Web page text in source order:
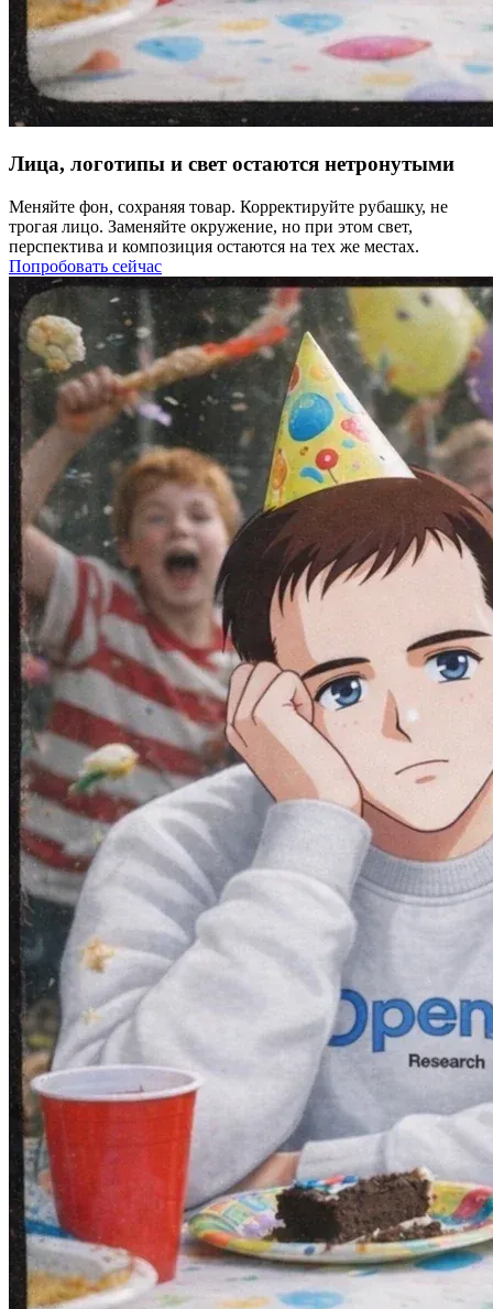
Лица, логотипы и свет остаются нетронутыми
Меняйте фон, сохраняя товар. Корректируйте рубашку, не
трогая лицо. Заменяйте окружение, но при этом свет,
перспектива и композиция остаются на тех же местах.
Попробовать сейчас